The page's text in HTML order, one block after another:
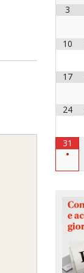
DIOCESANA
3
10
17
24
31
•